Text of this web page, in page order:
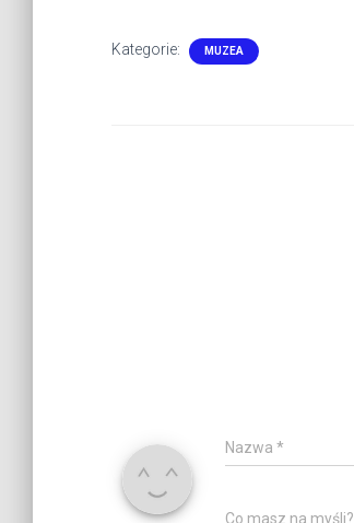
Kategorie: MUZEA
Nazwa *
Co masz na myśli?